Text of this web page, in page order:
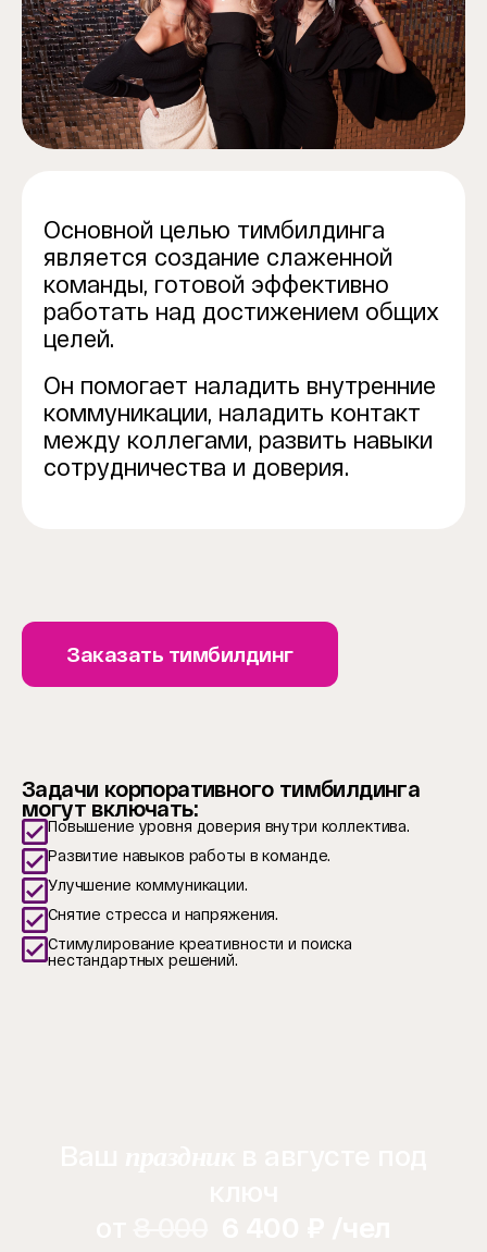
Основной целью тимбилдинга
является создание слаженной
команды, готовой эффективно
работать над достижением общих
целей.
Он помогает наладить внутренние
коммуникации, наладить контакт
между коллегами, развить навыки
сотрудничества и доверия.
Заказать тимбилдинг
Задачи корпоративного тимбилдинга
могут включать:
Повышение уровня доверия внутри коллектива.
Развитие навыков работы в команде.
Улучшение коммуникации.
Снятие стресса и напряжения.
Стимулирование креативности и поиска
нестандартных решений.